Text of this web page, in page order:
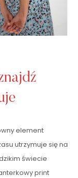
element
utrzymuje się na
świecie
print